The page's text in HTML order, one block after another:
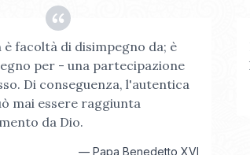
facoltà di disimpegno da; è
per - una partecipazione
Di conseguenza, l'autentica
mai essere raggiunta
da Dio.
— Papa Benedetto XVI